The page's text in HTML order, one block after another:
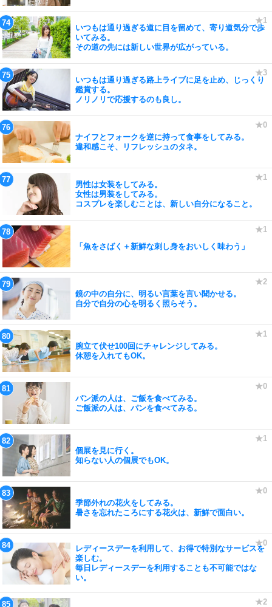
いつもは通り過ぎる道に目を留めて、寄り道気分で歩
いてみる。
その道の先には新しい世界が広がっている。
いつもは通り過ぎる路上ライブに足を止め、じっくり
鑑賞する。
ノリノリで応援するのも良し。
ナイフとフォークを逆に持って食事をしてみる。
違和感こそ、リフレッシュのタネ。
男性は女装をしてみる。
女性は男装をしてみる。
コスプレを楽しむことは、新しい自分になること。
「魚をさばく＋新鮮な刺し身をおいしく味わう」
鏡の中の自分に、明るい言葉を言い聞かせる。
自分で自分の心を明るく照らそう。
腕立て伏せ100回にチャレンジしてみる。
休憩を入れてもOK。
パン派の人は、ご飯を食べてみる。
ご飯派の人は、パンを食べてみる。
個展を見に行く。
知らない人の個展でもOK。
季節外れの花火をしてみる。
暑さを忘れたころにする花火は、新鮮で面白い。
レディースデーを利用して、お得で特別なサービスを
楽しむ。
毎日レディースデーを利用することも不可能ではな
い。